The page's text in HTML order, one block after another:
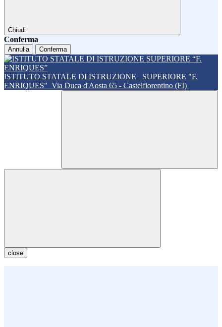
Chiudi
Conferma
Annulla Conferma
ISTITUTO STATALE DI ISTRUZIONE
SUPERIORE "F.
ENRIQUES" Via Duca d'Aosta 65 - Castelfiorentino (FI)
close